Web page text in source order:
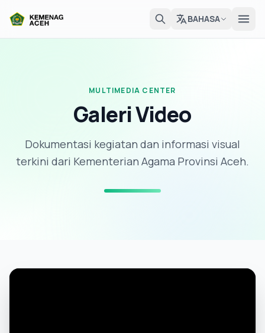
BAHASA
MULTIMEDIA CENTER
Galeri Video
Dokumentasi kegiatan dan informasi visual
terkini dari Kementerian Agama Provinsi Aceh.